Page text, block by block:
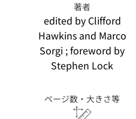
著者
edited by Clifford
Hawkins and Marco
Sorgi ; foreword by
Stephen Lock
ページ数・大きさ等